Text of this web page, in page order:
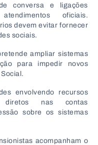
conversa e ligações
oficiais.
devem evitar fornecer
sociais.
ampliar sistemas
para impedir novos
envolvendo recursos
diretos nas contas
sobre os sistemas
acompanham o